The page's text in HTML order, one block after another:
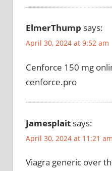
ElmerThump says:
April 30, 2024 at 9:52 am
Cenforce 150 mg
cenforce.pro
Jamesplait says:
April 30, 2024 at 11:21 am
Viagra generic over